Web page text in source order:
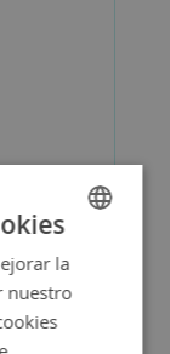
SPANISH
ENGLISH
la
nuestro